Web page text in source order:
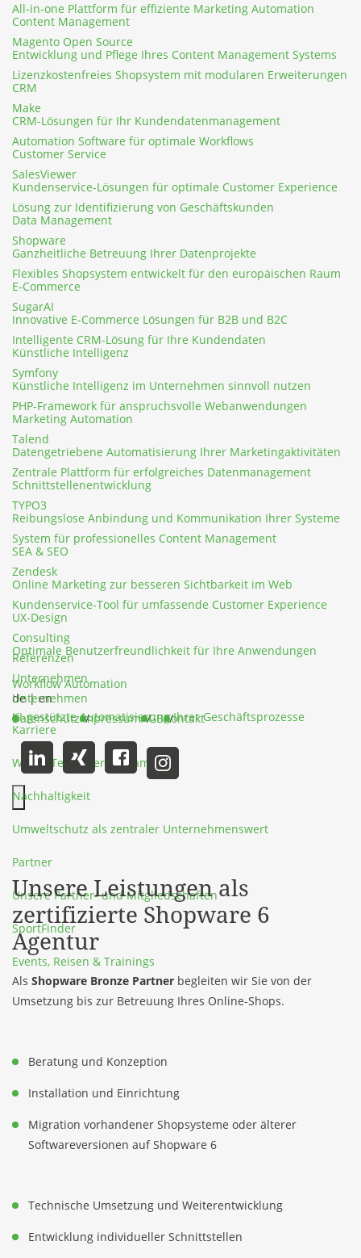
Content Management
Entwicklung und Pflege Ihres Content Management Systems
CRM
CRM-Lösungen für Ihr Kundendatenmanagement
Customer Service
Kundenservice-Lösungen für optimale Customer Experience
Data Management
Ganzheitliche Betreuung Ihrer Datenprojekte
E-Commerce
Innovative E-Commerce Lösungen für B2B und B2C
Künstliche Intelligenz
Künstliche Intelligenz im Unternehmen sinnvoll nutzen
Marketing Automation
Datengetriebene Automatisierung Ihrer Marketingaktivitäten
Schnittstellenentwicklung
Reibungslose Anbindung und Kommunikation Ihrer Systeme
SEA & SEO
Online Marketing zur besseren Sichtbarkeit im Web
UX-Design
Optimale Benutzerfreundlichkeit für Ihre Anwendungen
Workflow Automation
KI-gestützte Automatisierung Ihrer Geschäftsprozesse
All-in-one Plattform für effiziente Marketing Automation
Magento Open Source
Lizenzkostenfreies Shopsystem mit modularen Erweiterungen
Make
Automation Software für optimale Workflows
SalesViewer
Lösung zur Identifizierung von Geschäftskunden
Shopware
Flexibles Shopsystem entwickelt für den europäischen Raum
SugarAI
Intelligente CRM-Lösung für Ihre Kundendaten
Symfony
PHP-Framework für anspruchsvolle Webanwendungen
Talend
Zentrale Plattform für erfolgreiches Datenmanagement
TYPO3
System für professionelles Content Management
Zendesk
Kundenservice-Tool für umfassende Customer Experience
Consulting
Referenzen
Unternehmen
Unternehmen
Karriere
Werde Teil unseres Teams
Nachhaltigkeit
Umweltschutz als zentraler Unternehmenswert
Partner
Unsere Partner- und Mitgliedschaften
SportFinder
Events, Reisen & Trainings
de|en
DatenschutzImpressumAGBKontakt
Unsere Leistungen als
zertifizierte Shopware 6
Agentur
Als Shopware Bronze Partner begleiten wir Sie von der
Umsetzung bis zur Betreuung Ihres Online-Shops.
Beratung und Konzeption
Installation und Einrichtung
Migration vorhandener Shopsysteme oder älterer
Softwareversionen auf Shopware 6
Technische Umsetzung und Weiterentwicklung
Entwicklung individueller Schnittstellen